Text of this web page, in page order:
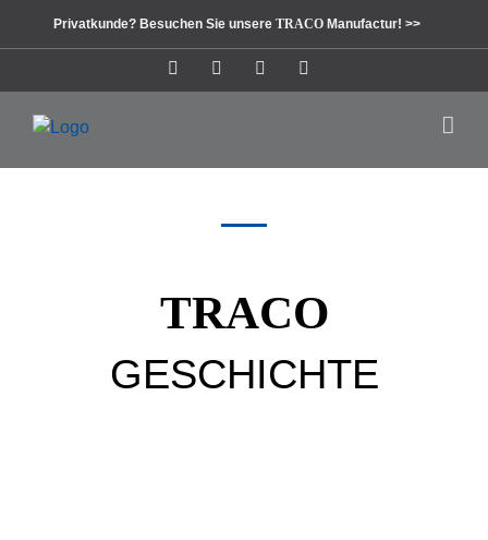
Privatkunde? Besuchen Sie unsere TRACO Manufactur! >>
InstagramFacebookPinterest
TRACO
GESCHICHTE